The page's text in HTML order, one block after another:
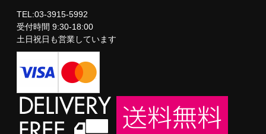
TEL:03-3915-5992
受付時間 9:30-18:00
土日祝日も営業しています